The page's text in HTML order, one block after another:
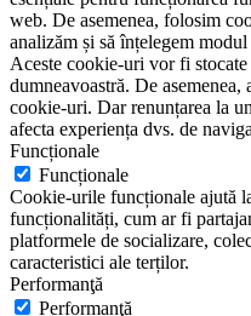
web. De asemenea, folosim
analizăm și să înțelegem
Aceste cookie-uri vor fi
dumneavoastră. De asemenea,
cookie-uri. Dar renunțarea la
afecta experiența dvs. de
Funcționale
Funcționale
Cookie-urile funcționale ajută
funcționalități, cum ar fi
platformele de socializare,
caracteristici ale terților.
Performanţă
Performanţă